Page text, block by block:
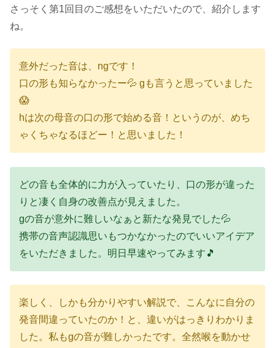
さっそく第1回目のご感想をいただいたので、紹介します
ね。
意外だった音は、ngです！
口の形も知らなかったー💦 gも言うと思っていました
😱
hは次の母音の口の形で始める音！というのが、めち
ゃくちゃなるほどー！と思いました！
どの音も全体的に力が入っていたり、口の形が違った
りと凄く自身の改善点が見えました。
gの音が意外に難しいなぁと新たな発見でした💦
携帯の音声認識思いもつかなかったのでいいアイデア
をいただきました。明日早速やってみます🎵
楽しく、しかも分かりやすい解説で、こんなに自分の
発音間違っていたのか！と、違いがはっきりわかりま
した。私もgの音が難しかったです。全然喉を動かせ